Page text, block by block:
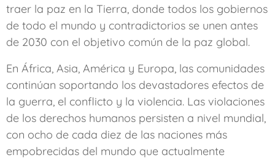
traer la paz en la Tierra, donde todos los gobiernos
de todo el mundo y contradictorios se unen antes
de 2030 con el objetivo común de la paz global.
En África, Asia, América y Europa, las comunidades
continúan soportando los devastadores efectos de
la guerra, el conflicto y la violencia. Las violaciones
de los derechos humanos persisten a nivel mundial,
con ocho de cada diez de las naciones más
empobrecidas del mundo que actualmente